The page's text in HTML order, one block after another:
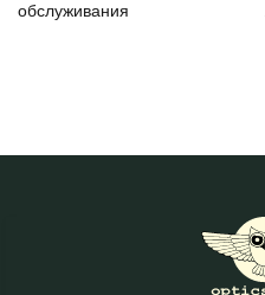
обслуживания